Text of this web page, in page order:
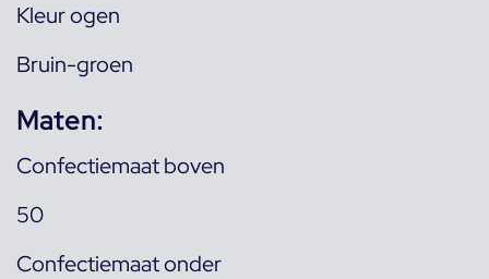
Kleur ogen
Bruin-groen
Maten:
Confectiemaat boven
50
Confectiemaat onder